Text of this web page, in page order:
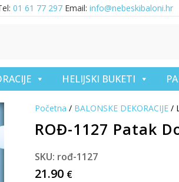
01 61 77 297 Email: info@nebeskibaloni.hr
HELIJSKI BUKETI
Početna / BALONSKE DEKORACIJE/
ROĐ-1127 Patak
SKU: rođ-1127
21.90 €